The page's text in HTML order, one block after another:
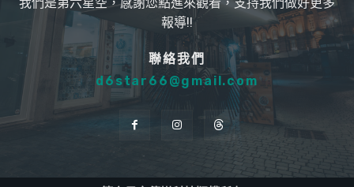
報導!!
聯絡我們
d6star66@gmail.com